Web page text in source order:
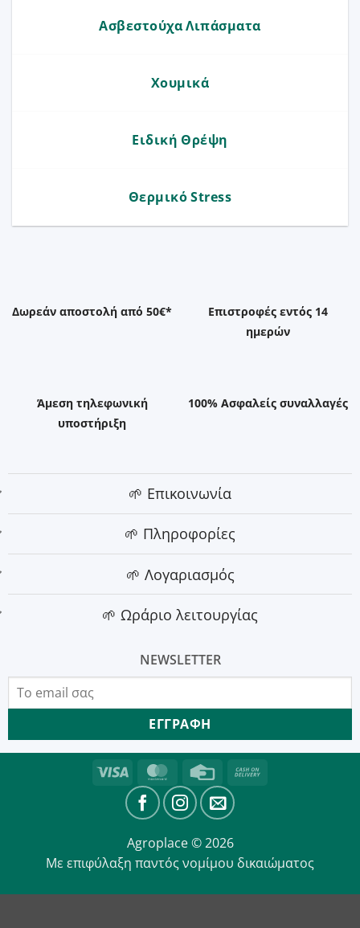
Ασβεστούχα Λιπάσματα
Χουμικά
Ειδική Θρέψη
Θερμικό Stress
Δωρεάν αποστολή από 50€*
Επιστροφές εντός 14
ημερών
Άμεση τηλεφωνική
υποστήριξη
100% Ασφαλείς συναλλαγές
🌱 Επικοινωνία
🌱 Πληροφορίες
🌱 Λογαριασμός
🌱 Ωράριο λειτουργίας
NEWSLETTER
Agroplace © 2026
Με επιφύλαξη παντός νομίμου δικαιώματος
Visa MasterCard
Credit
Card